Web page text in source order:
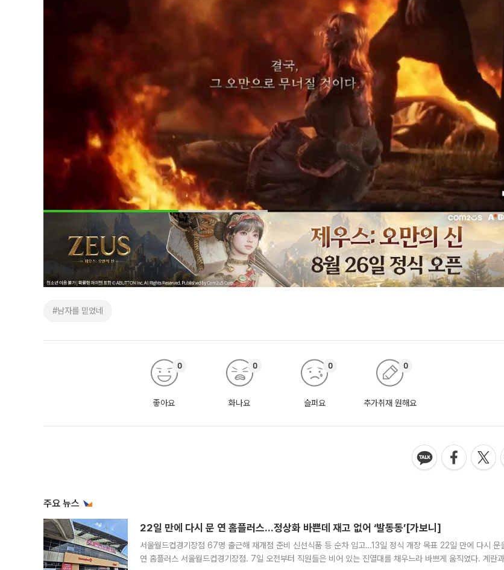
#남자를 믿었네
좋아요
0
화나요
0
슬퍼요
0
추가취재 원해요
0
주요 뉴스
22일 만에 다시 문 연 홈플러스…정상화 바쁜데 재고 없어 ‘발동동’[가보니]
서울월드컵경기장점 67명 출근해 재개점 준비 신선식품 등 순차 입고…13일 정식 개장 목표 22일 만에 다시 문
연 홈플러스 서울월드컵경기장점. 7일 오전부터 직원들은 비어 있는 진열대를 채우느라 바쁘게 움직였다. 계란과